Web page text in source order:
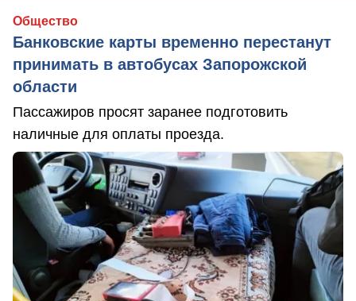
Общество
Банковские карты временно перестанут
принимать в автобусах Запорожской
области
Пассажиров просят заранее подготовить
наличные для оплаты проезда.